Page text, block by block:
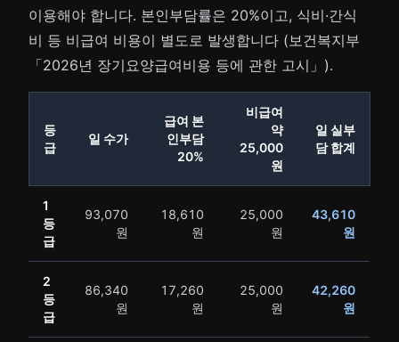
이용해야 합니다. 본인부담률은 20%이고, 식비·간식
비 등 비급여 비용이 별도로 발생합니다 (보건복지부
「2026년 장기요양급여비용 등에 관한 고시」).
등
급
일 수가
급여 본
인부담
20%
비급여
약
25,000
원
일 실부
담 합계
1
등
급
93,070
원
18,610
원
25,000
원
43,610
원
2
등
급
86,340
원
17,260
원
25,000
원
42,260
원